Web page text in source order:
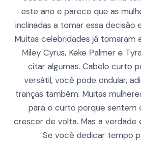
este ano e parece que as
inclinadas a tomar essa decisão
Muitas celebridades já tomaram
Miley Cyrus, Keke Palmer e
citar algumas. Cabelo curto
versátil, você pode ondular,
tranças também. Muitas
para o curto porque sentem
crescer de volta. Mas a verdade
Se você dedicar tempo